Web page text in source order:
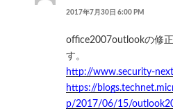
2017年7月30日 6:00 PM
office2007outlookの修
す。
http://www.security-
https://
p/2017/06/15/